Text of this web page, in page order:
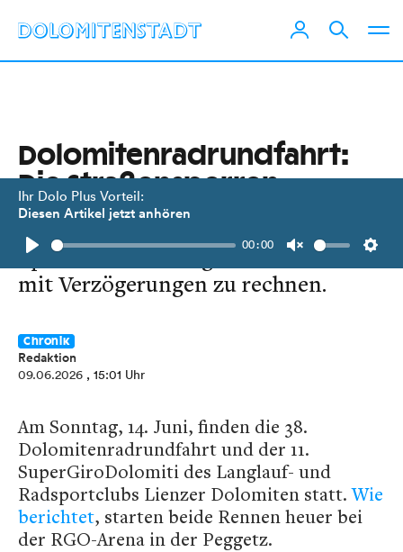
Ihr Dolo Plus Vorteil:
Diesen Artikel jetzt anhören
Play
00:00
Unmute
Dolomitenradrundfahrt:
Die Straßensperren
Am 14. Juni ist in den Bezirken Lienz,
Spittal und Hermagor stellenweise
mit Verzögerungen zu rechnen.
Chronik
Redaktion
09.06.2026 , 15:01 Uhr
Am Sonntag, 14. Juni, finden die 38.
Dolomitenradrundfahrt und der 11.
SuperGiroDolomiti des Langlauf- und
Radsportclubs Lienzer Dolomiten statt.Wie
berichtet, starten beide Rennen heuer bei
der RGO-Arena in der Peggetz.